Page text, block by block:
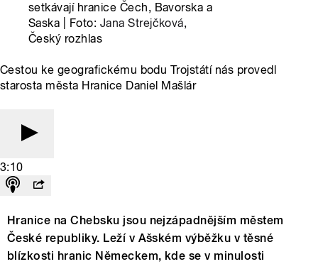
setkávají hranice Čech, Bavorska a
Saska | Foto: Jana Strejčková,
Český rozhlas
Cestou ke geografickému bodu Trojstátí nás provedl
starosta města Hranice Daniel Mašlár
3:10
Hranice na Chebsku jsou nejzápadnějším městem
České republiky. Leží v Ašském výběžku v těsné
blízkosti hranic Německem, kde se v minulosti